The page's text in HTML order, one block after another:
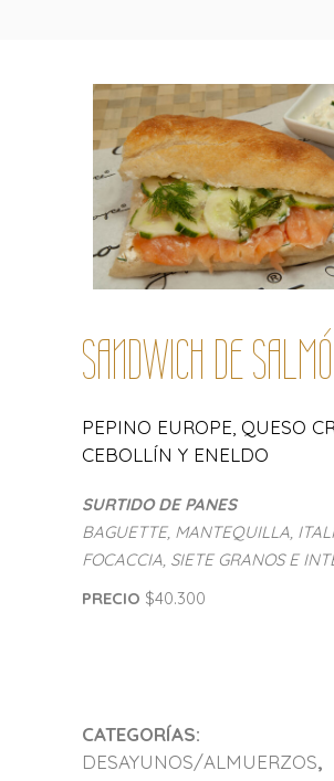
SANDWICH DE
PEPINO EUROPE, QUESO
CEBOLLÍN Y ENELDO
SURTIDO DE PANES
BAGUETTE, MANTEQUILLA,
FOCACCIA, SIETE GRANOS E
PRECIO $40.300
CATEGORÍAS:
DESAYUNOS/ALMUERZOS,